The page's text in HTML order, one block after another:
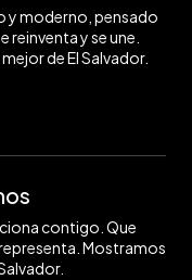
y moderno, pensado
reinventa y se une.
de El Salvador.
contigo. Que
Mostramos